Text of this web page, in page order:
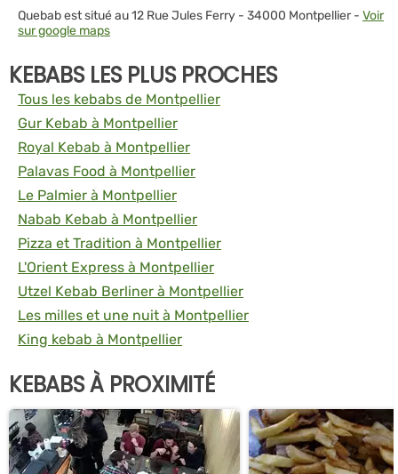
Quebab est situé au 12 Rue Jules Ferry - 34000 Montpellier - Voir
sur google maps
KEBABS LES PLUS PROCHES
Tous les kebabs de Montpellier
Gur Kebab à Montpellier
Royal Kebab à Montpellier
Palavas Food à Montpellier
Le Palmier à Montpellier
Nabab Kebab à Montpellier
Pizza et Tradition à Montpellier
L'Orient Express à Montpellier
Utzel Kebab Berliner à Montpellier
Les milles et une nuit à Montpellier
King kebab à Montpellier
KEBABS À PROXIMITÉ